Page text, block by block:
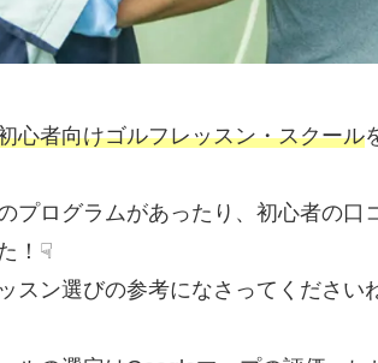
心者向けゴルフレッスン・スクール
プログラムがあったり、初心者の口
！☟
スン選びの参考になさってください